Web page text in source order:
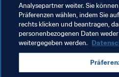
Verwandte Themen
England UEFA
Analysepartner weiter. Sie
Präferenzen wählen, indem Sie
rechts klicken und beantragen,
personenbezogenen Daten
weitergegeben werden.